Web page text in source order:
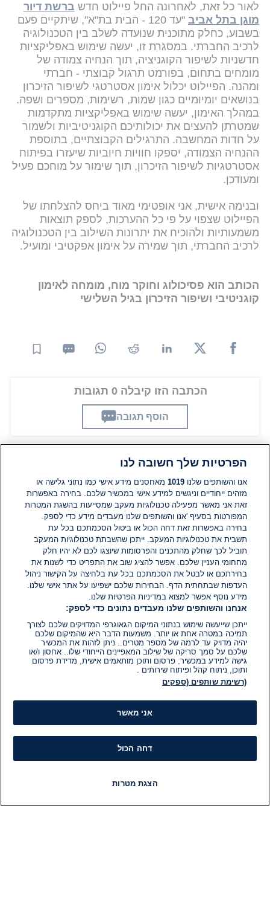
לאור כל זאת, לאחרונה החל פיילוט חדש ברשת דיור
מוגן בתל אביב
"עד 120 - הבית בת"א", שיתקיים פעם
בשבוע, כחלק מתוכנית שנועדה לשלב בין הטכנולוגיה
לרכיב החברתי. במסגרת זו, יעשה שימוש באפליקציות
חדשניות לשיפור הקוגניציה, תוך הנחיה צמודה של
מומחים בתחום, בפורמט תרגול קבוצתי - חברתי
ומהנה. הפיילוט יכלול אימון אסטרטגי לשיפור הזיכרון
בנושאים יומיומיים כגון שמות, רשימות, מספרים ושפה.
במהלך האימון, יעשה שימוש באפליקציות מתקדמות
שמטרתן להעצים את יכולותיכם הקוגניטיביות ולשמור
על חדות המחשבה. התרגילים הקבוצתיים, בתוספת
ההנחיה הצמודה, יספקו חוויות חיוביות שיעזרו בפיתוח
אסטרטגיות לשיפור הזיכרון, תוך שימור על מוחכם פעיל
ומעודכן.
ובנימה אישית, אני אופטימי מאוד ביחס להצלחתו של
הפיילוט שצפוי על פי כל ההערכות, לספק תוצאות
משמעותיות ולהוכיח את יתרונות השילוב בין הטכנולוגיה
לרכיב החברתי, תוך שמירה על אימון אפקטיבי ומועיל.
הכותב הוא פסיכולוג וחוקר מוח, מומחה לאימון
קוגניטיבי ושיפור הזיכרון בגיל השלישי
הכתבה הזו קיבלה 0 תגובות
הוסף תגובה
תגובות
אין עדיין תגובות. היה הראשון להגיב
הוסף תגובה
הפרטיות שלך חשובה לנו
אנו והשותפים שלנו1019 מאחסנים מידע אישי כמו נתוני גלישה או
מזהים ייחודיים וניגשים למידע אישי במכשיר שלכם. בחירה באפשרות
זאת אני מאשר מפעילה טכנולוגיות מעקב שמסייעות בהשגת המטרות
המפורטות בסעיף 'אנו והשותפים שלנו מעבדים מידע כדי לספק.
בחירה באפשרות זאת דחה הכול או ביטול הסכמתכם בכל עת
תשבית את טכנולוגיות המעקב. ייתכן שהשבתת טכנולוגיות המעקב
תוביל לכך שחלק מהתכנים והפרסומות שיוצגו לכם לא יהיו חלק
מחחומי העניין שלכם. אפשר להציג שוב את התפריט כדי לשנות את
בחירתכם או לבטל את הסכמתכם בכל עת בלחיצה על הקישור ניהול
העדפות שבתחתית הדף. הבחירות שלכם ישפיעו על אתר אישי שלנו.
מידע נוסף אפשר למצוא במדיניות הפרטיות שלנו.
אנחנו והשותפים שלנו מעבדים נתונים כדי לספק:
ייתכן שייעשה שימוש בנתוני המיקום הגאוגרפי המדויקים שלכם לצורך
תמיכה במטרה אחת או יותר. משמעות הדבר היא שהמיקום שלכם
יהיה מדויק עד לרמה של מספר מטרים.. ניתן לזהות את המכשיר
שלכם על סמך סריקה של שילוב המאפיינים הייחודי שלו.. אחסון ו/או
גישה למידע במכשיר. פרסום ותוכן מותאמים אישית, מדידת פרסום
ותוכן, ניתוח קהל ופיתוח שירותים .
(רשימת שותפים (ספקים
אני מאשר
דחה הכול
הצגת מטרות